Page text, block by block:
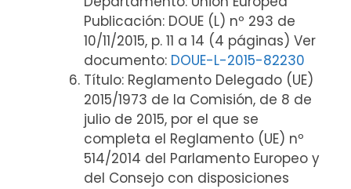
Publicación: DOUE (L) nº 293 de
10/11/2015, p. 11 a 14 (4 páginas) Ver
documento: DOUE-L-2015-82230
Título: Reglamento Delegado (UE)
2015/1973 de la Comisión, de 8 de
julio de 2015, por el que se
completa el Reglamento (UE) nº
514/2014 del Parlamento Europeo y
del Consejo con disposiciones